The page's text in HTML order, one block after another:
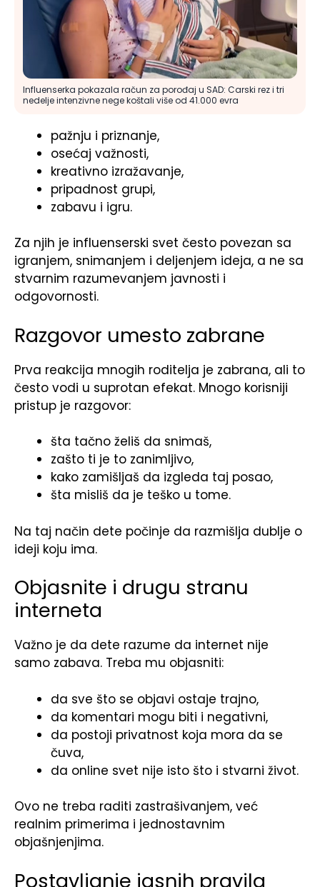
Influenserka pokazala račun za porođaj u SAD: Carski rez i tri
nedelje intenzivne nege koštali više od 41.000 evra
pažnju i priznanje,
osećaj važnosti,
kreativno izražavanje,
pripadnost grupi,
zabavu i igru.
Za njih je influenserski svet često povezan sa
igranjem, snimanjem i deljenjem ideja, a ne sa
stvarnim razumevanjem javnosti i
odgovornosti.
Razgovor umesto zabrane
Prva reakcija mnogih roditelja je zabrana, ali to
često vodi u suprotan efekat. Mnogo korisniji
pristup je razgovor:
šta tačno želiš da snimaš,
zašto ti je to zanimljivo,
kako zamišljaš da izgleda taj posao,
šta misliš da je teško u tome.
Na taj način dete počinje da razmišlja dublje o
ideji koju ima.
Objasnite i drugu stranu
interneta
Važno je da dete razume da internet nije
samo zabava. Treba mu objasniti:
da sve što se objavi ostaje trajno,
da komentari mogu biti i negativni,
da postoji privatnost koja mora da se
čuva,
da online svet nije isto što i stvarni život.
Ovo ne treba raditi zastrašivanjem, već
realnim primerima i jednostavnim
objašnjenjima.
Postavljanje jasnih pravila